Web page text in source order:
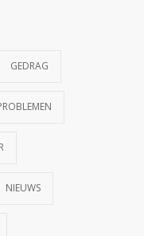
GEDRAG
NIEUWS